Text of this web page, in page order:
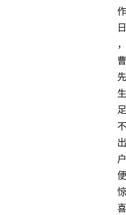
作
日
，
曹
先
生
足
不
出
户
便
惊
喜